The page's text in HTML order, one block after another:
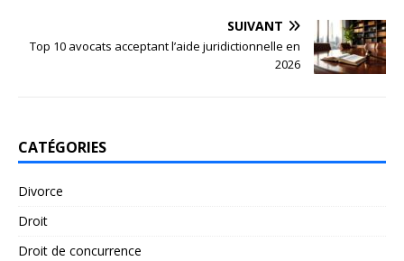
SUIVANT
Top 10 avocats acceptant l’aide juridictionnelle en
2026
CATÉGORIES
Divorce
Droit
Droit de concurrence